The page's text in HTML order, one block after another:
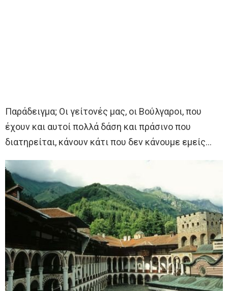
Παράδειγμα; Oι γείτονές μας, οι Βούλγαροι, που
έχουν και αυτοί πολλά δάση και πράσινο που
διατηρείται, κάνουν κάτι που δεν κάνουμε εμείς…